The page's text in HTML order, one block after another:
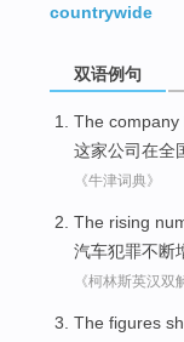
countrywide
双语例句
The company
这家公司在全
《牛津词典》
The rising
汽车犯罪不断
《柯林斯英汉双
The figures